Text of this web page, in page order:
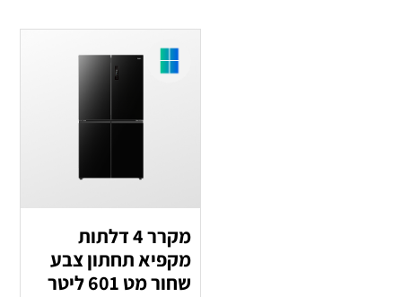
מקרר 4 דלתות
מקפיא תחתון צבע
שחור מט 601 ליטר